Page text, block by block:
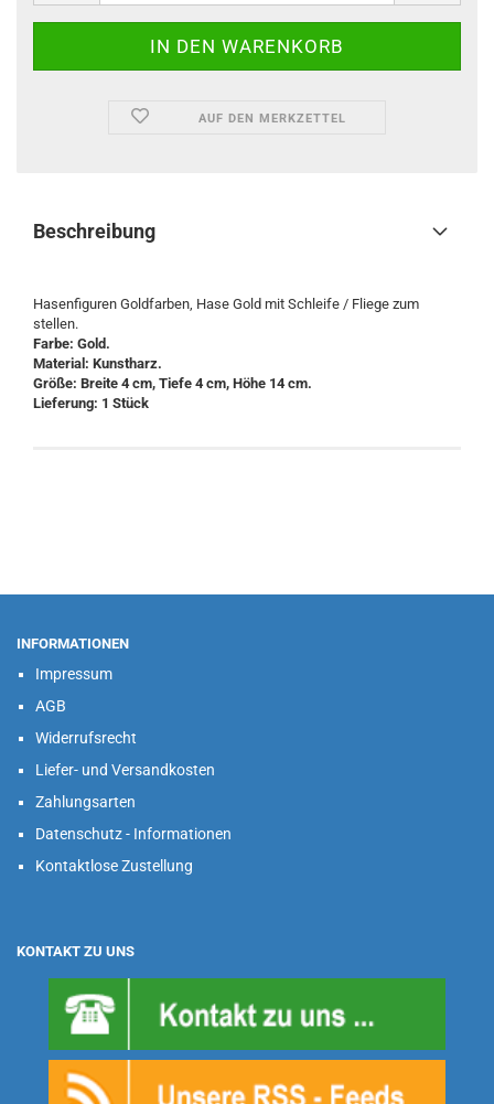
AUF DEN MERKZETTEL
Beschreibung
Hasenfiguren Goldfarben, Hase Gold mit Schleife / Fliege zum
stellen.
Farbe: Gold.
Material: Kunstharz.
Größe: Breite 4 cm, Tiefe 4 cm, Höhe 14 cm.
Lieferung: 1 Stück
INFORMATIONEN
Impressum
AGB
Widerrufsrecht
Liefer- und Versandkosten
Zahlungsarten
Datenschutz - Informationen
Kontaktlose Zustellung
KONTAKT ZU UNS